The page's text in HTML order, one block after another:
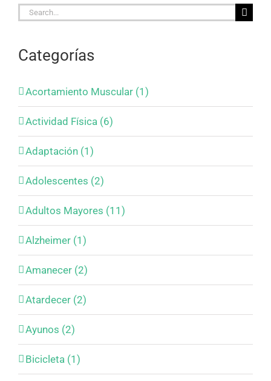
Search
Categorías
Acortamiento Muscular (1)
Actividad Física (6)
Adaptación (1)
Adolescentes (2)
Adultos Mayores (11)
Alzheimer (1)
Amanecer (2)
Atardecer (2)
Ayunos (2)
Bicicleta (1)